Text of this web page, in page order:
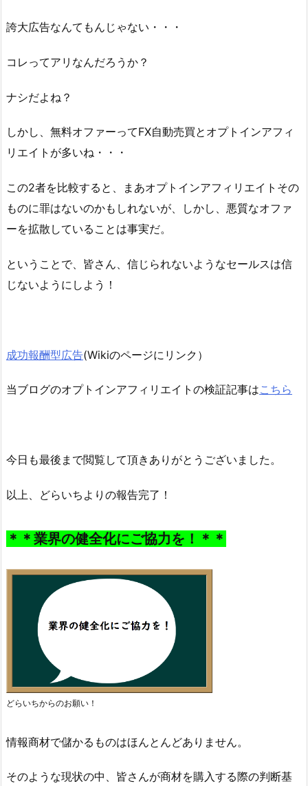
誇大広告なんてもんじゃない・・・
コレってアリなんだろうか？
ナシだよね？
しかし、無料オファーってFX自動売買とオプトインアフィ
リエイトが多いね・・・
この2者を比較すると、まあオプトインアフィリエイトその
ものに罪はないのかもしれないが、しかし、悪質なオファ
ーを拡散していることは事実だ。
ということで、皆さん、信じられないようなセールスは信
じないようにしよう！
成功報酬型広告(Wikiのページにリンク）
当ブログのオプトインアフィリエイトの検証記事はこちら
今日も最後まで閲覧して頂きありがとうございました。
以上、どらいちよりの報告完了！
＊＊業界の健全化にご協力を！＊＊
どらいちからのお願い！
情報商材で儲かるものはほんとんどありません。
そのような現状の中、皆さんが商材を購入する際の判断基